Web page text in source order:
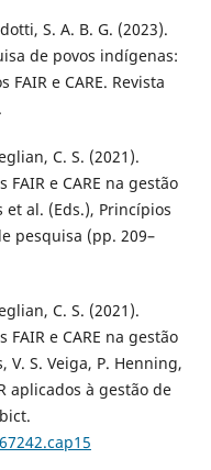
S. A. B. G. (2023).
de povos indígenas:
e CARE. Revista
C. S. (2021).
FAIR e CARE na gestão
et al. (Eds.), Princípios
pesquisa (pp. 209–
C. S. (2021).
FAIR e CARE na gestão
V. S. Veiga, P. Henning,
aplicados à gestão de